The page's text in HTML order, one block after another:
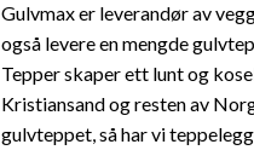
Gulvmax er leverandør av
også levere en mengde
Tepper skaper ett lunt og
Kristiansand og resten av
gulvteppet, så har vi